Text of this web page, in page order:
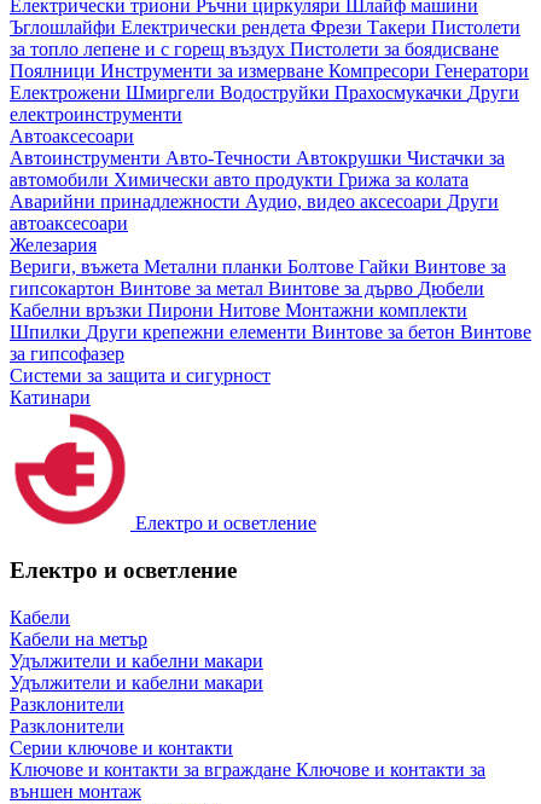
Електрически триони Ръчни циркуляри
Шлайф машини
Ъглошлайфи Електрически рендета Фрези Такери Пистолети
за топло лепене и с горещ въздух Пистолети за боядисване
Поялници Инструменти за измерване Компресори Генератори
Електрожени Шмиргели Водоструйки Прахосмукачки Други
електроинструменти
Автоаксесоари
Автоинструменти Авто-Течности Автокрушки Чистачки за
автомобили Химически авто продукти Грижа за колата
Аварийни принадлежности Аудио, видео аксесоари Други
автоаксесоари
Железария
Вериги, въжета Метални планки Болтове Гайки Винтове за
гипсокартон Винтове за метал Винтове за дърво Дюбели
Кабелни връзки Пирони Нитове Монтажни комплекти
Шпилки Други крепежни елементи Винтове за бетон Винтове
за гипсофазер
Системи за защита и сигурност
Катинари
Електро и осветление
Електро и осветление
Кабели
Кабели на метър
Удължители и кабелни макари
Удължители и кабелни макари
Разклонители
Разклонители
Серии ключове и контакти
Ключове и контакти за вграждане Ключове и контакти за
външен монтаж